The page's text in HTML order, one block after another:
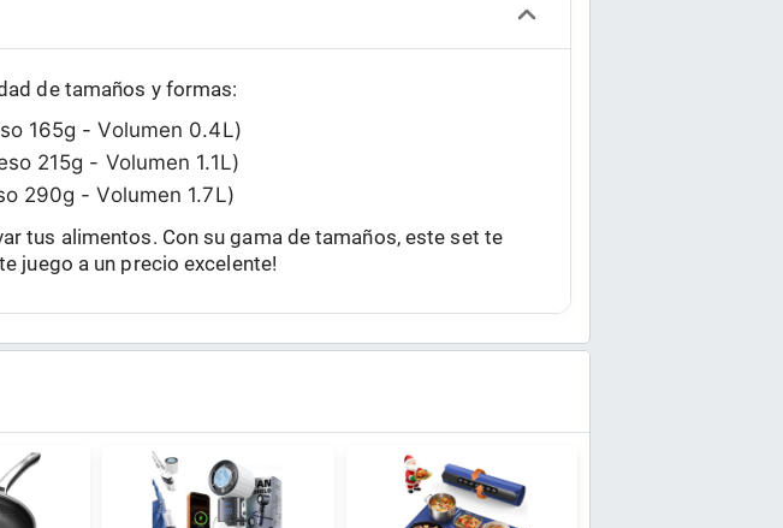
de tamaños y formas:
165g - Volumen 0.4L)
215g - Volumen 1.1L)
290g - Volumen 1.7L)
tus alimentos. Con su gama de tamaños, este set te
juego a un precio excelente!